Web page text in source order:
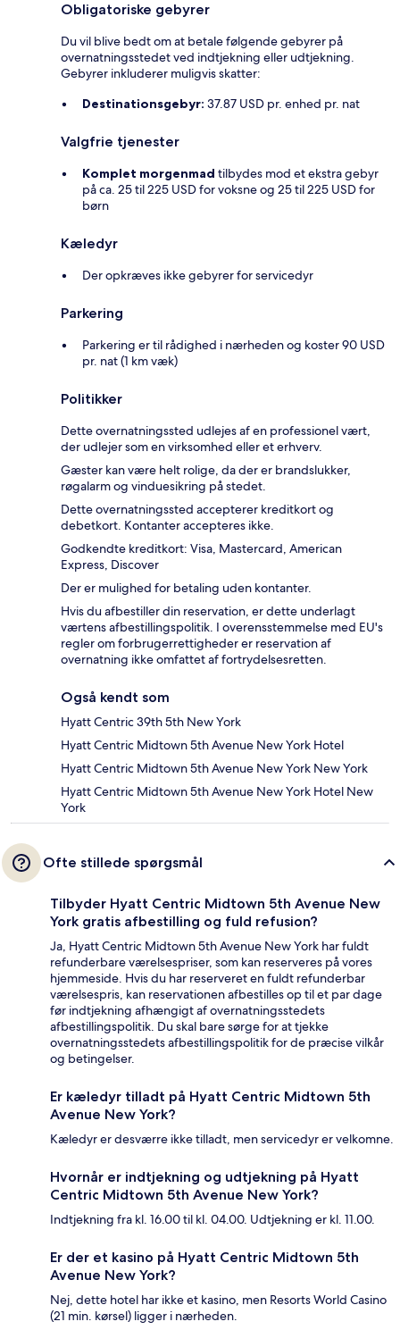
Obligatoriske gebyrer
Du vil blive bedt om at betale følgende gebyrer på
overnatningsstedet ved indtjekning eller udtjekning.
Gebyrer inkluderer muligvis skatter:
Destinationsgebyr: 37.87 USD pr. enhed pr. nat
Valgfrie tjenester
Komplet morgenmad tilbydes mod et ekstra gebyr
på ca. 25 til 225 USD for voksne og 25 til 225 USD for
børn
Kæledyr
Der opkræves ikke gebyrer for servicedyr
Parkering
Parkering er til rådighed i nærheden og koster 90 USD
pr. nat (1 km væk)
Politikker
Dette overnatningssted udlejes af en professionel vært,
der udlejer som en virksomhed eller et erhverv.
Gæster kan være helt rolige, da der er brandslukker,
røgalarm og vinduesikring på stedet.
Dette overnatningssted accepterer kreditkort og
debetkort. Kontanter accepteres ikke.
Godkendte kreditkort: Visa, Mastercard, American
Express, Discover
Der er mulighed for betaling uden kontanter.
Hvis du afbestiller din reservation, er dette underlagt
værtens afbestillingspolitik. I overensstemmelse med EU's
regler om forbrugerrettigheder er reservation af
overnatning ikke omfattet af fortrydelsesretten.
Også kendt som
Hyatt Centric 39th 5th New York
Hyatt Centric Midtown 5th Avenue New York Hotel
Hyatt Centric Midtown 5th Avenue New York New York
Hyatt Centric Midtown 5th Avenue New York Hotel New
York
Ofte stillede spørgsmål
Tilbyder Hyatt Centric Midtown 5th Avenue New
York gratis afbestilling og fuld refusion?
Ja, Hyatt Centric Midtown 5th Avenue New York har fuldt
refunderbare værelsespriser, som kan reserveres på vores
hjemmeside. Hvis du har reserveret en fuldt refunderbar
værelsespris, kan reservationen afbestilles op til et par dage
før indtjekning afhængigt af overnatningsstedets
afbestillingspolitik. Du skal bare sørge for at tjekke
overnatningsstedets afbestillingspolitik for de præcise vilkår
og betingelser.
Er kæledyr tilladt på Hyatt Centric Midtown 5th
Avenue New York?
Kæledyr er desværre ikke tilladt, men servicedyr er velkomne.
Hvornår er indtjekning og udtjekning på Hyatt
Centric Midtown 5th Avenue New York?
Indtjekning fra kl. 16.00 til kl. 04.00. Udtjekning er kl. 11.00.
Er der et kasino på Hyatt Centric Midtown 5th
Avenue New York?
Nej, dette hotel har ikke et kasino, men Resorts World Casino
(21 min. kørsel) ligger i nærheden.